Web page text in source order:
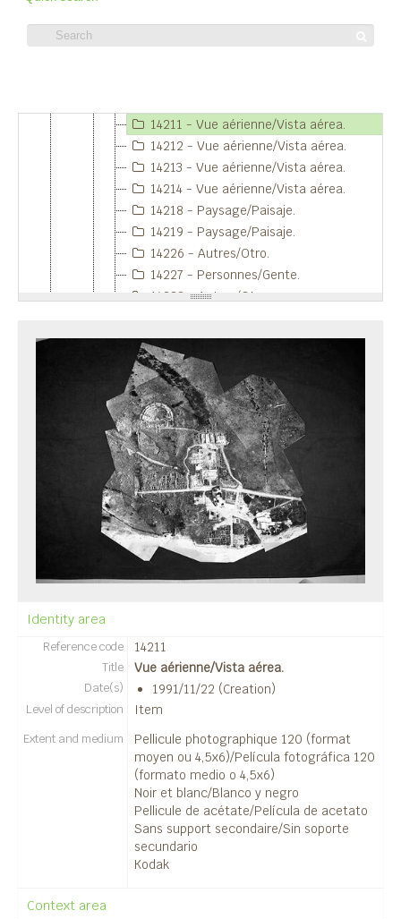
14211 - Vue aérienne/Vista aérea.
14212 - Vue aérienne/Vista aérea.
14213 - Vue aérienne/Vista aérea.
14214 - Vue aérienne/Vista aérea.
14218 - Paysage/Paisaje.
14219 - Paysage/Paisaje.
14226 - Autres/Otro.
14227 - Personnes/Gente.
14228 - Autres/Otro.
14260 - Vue aérienne/Vista aérea.
14261 - Vue aérienne/Vista aérea.
14264 - Vue aérienne/Vista aérea.
14265 - Vue aérienne/Vista aérea.
14271 - Vue aérienne/Vista aérea.
14286 - Vue aérienne/Vista aérea.
14294 - Vue aérienne/Vista aérea.
14297 - Vue aérienne/Vista aérea.
14299 - Vue aérienne/Vista aérea.
14300 - Vue aérienne/Vista aérea.
14306 - Vue aérienne/Vista aérea.
14308 - Vue aérienne/Vista aérea.
14316 - Vue aérienne/Vista aérea.
14317 - Vue aérienne/Vista aérea.
14318 - Vue aérienne/Vista aérea.
14319 - Vue aérienne/Vista aérea.
14321 - Vue aérienne/Vista aérea.
14322 - Vue aérienne/Vista aérea.
14323 - Vue aérienne/Vista aérea.
14324 - Vue aérienne/Vista aérea.
14325 - Vue aérienne/Vista aérea.
14326 - Vue aérienne/Vista aérea.
Identity area
Reference code 14211
Title Vue aérienne/Vista aérea.
Date(s) 1991/11/22 (Creation)
Level of description Item
Extent and medium
Pellicule photographique 120 (format
moyen ou 4,5x6)/Película fotográfica 120
(formato medio o 4,5x6)
Noir et blanc/Blanco y negro
Pellicule de acétate/Película de acetato
Sans support secondaire/Sin soporte
secundario
Kodak
Context area